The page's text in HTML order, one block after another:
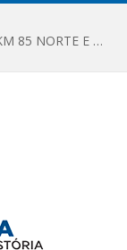
OBRAS DA QUADRA POLIESPORTIVA DO KM 85 NORTE E DA ESCOLA GASPAR VIANA AVANÇAM